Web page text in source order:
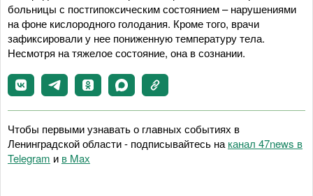
больницы с постгипоксическим состоянием – нарушениями
на фоне кислородного голодания. Кроме того, врачи
зафиксировали у нее пониженную температуру тела.
Несмотря на тяжелое состояние, она в сознании.
Чтобы первыми узнавать о главных событиях в
Ленинградской области - подписывайтесь на канал 47news в
Telegram и в Maх